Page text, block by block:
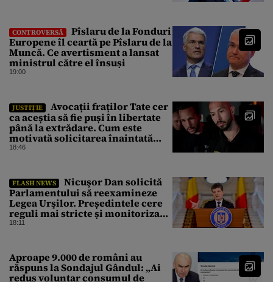
CONTROVERSĂ
Pîslaru de la Fonduri
Europene îl ceartă pe Pîslaru de la
Muncă. Ce avertisment a lansat
ministrul către el însuși
19:00
JUSTIȚIE
Avocații fraților Tate cer
ca aceștia să fie puși în libertate
până la extrădare. Cum este
motivată solicitarea înaintată
instanței
18:46
FLASH NEWS
Nicuşor Dan solicită
Parlamentului să reexamineze
Legea Urşilor. Președintele cere
reguli mai stricte și monitorizare
în timp real
18:11
Aproape 9.000 de români au
răspuns la Sondajul Gândul: „Ai
redus voluntar consumul de